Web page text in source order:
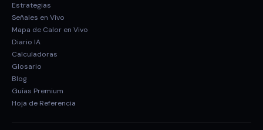
Estrategias
Señales en Vivo
Mapa de Calor en Vivo
Diario IA
Calculadoras
Glosario
Blog
Guías Premium
Hoja de Referencia